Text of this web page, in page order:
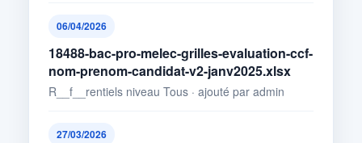
06/04/2026
18488-bac-pro-melec-grilles-evaluation-ccf-
nom-prenom-candidat-v2-janv2025.xlsx
R__f__rentiels niveau Tous · ajouté par admin
27/03/2026